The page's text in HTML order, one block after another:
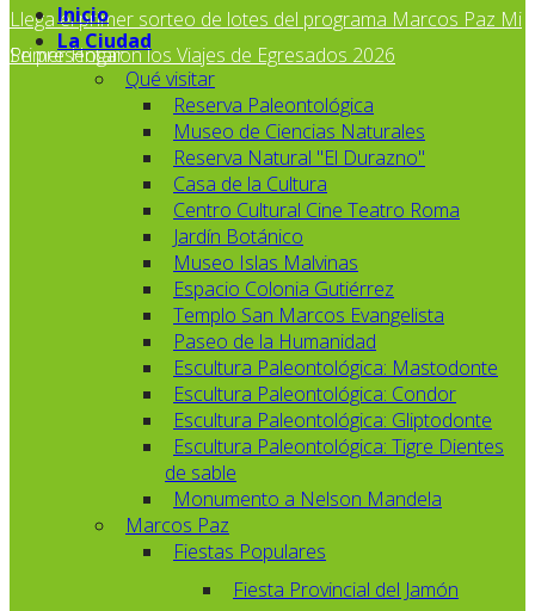
Llega el primer sorteo de lotes del programa Marcos Paz Mi
Primer Hogar
Se presentaron los Viajes de Egresados 2026
Inicio
La Ciudad
Qué visitar
Reserva Paleontológica
Museo de Ciencias Naturales
Reserva Natural "El Durazno"
Casa de la Cultura
Centro Cultural Cine Teatro Roma
Jardín Botánico
Museo Islas Malvinas
Espacio Colonia Gutiérrez
Templo San Marcos Evangelista
Paseo de la Humanidad
Escultura Paleontológica: Mastodonte
Escultura Paleontológica: Condor
Escultura Paleontológica: Gliptodonte
Escultura Paleontológica: Tigre Dientes
de sable
Monumento a Nelson Mandela
Marcos Paz
Fiestas Populares
Fiesta Provincial del Jamón